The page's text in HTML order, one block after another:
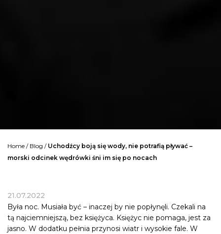
Home / Blog / Uchodźcy boją się wody, nie potrafią pływać –
morski odcinek wędrówki śni im się po nocach
21.07.2022
Była noc. Musiała być – inaczej by nie popłynęli. Czekali na
tą najciemniejszą, bez księżyca. Księżyc nie pomaga, jest za
jasno. W dodatku pełnia przynosi wiatr i wysokie fale. W